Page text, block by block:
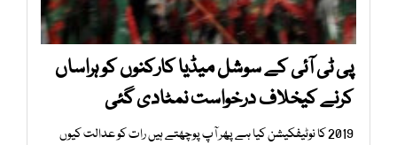
پی ٹی آئی کے سوشل میڈیا کارکنوں کو ہراساں
کرنے کیخلاف درخواست نمٹادی گئی
2019 کا نوٹیفکیشن کیا ہے پھر آپ پوچھتے ہیں رات کو عدالت کیوں